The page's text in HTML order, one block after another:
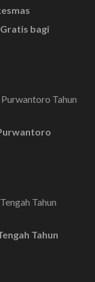
bagi
Tahun